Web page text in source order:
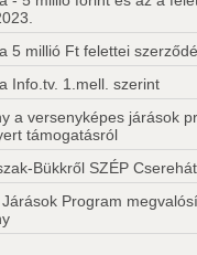
5 millió Ft felettei
Info.tv. 1.mell. szerint
a versenyképes járások
támogatásról
Bükkről SZÉP
Program